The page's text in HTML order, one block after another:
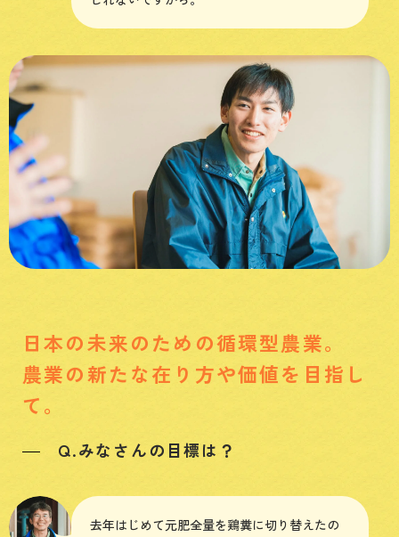
日本の未来のための循環型農業。
農業の新たな在り方や価値を目指し
て。
Q.みなさんの目標は？
去年はじめて元肥全量を鶏糞に切り替えたの